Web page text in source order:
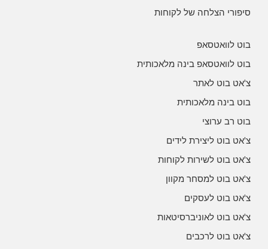
סיפורי הצלחה של לקוחות
בוט לוואטסאפ
בוט לוואטסאפ בינה מלאכותית
צ'אט בוט לאתר
בוט בינה מלאכותית
בוט רב ערוצי
צ'אט בוט ליצירת לידים
צ'אט בוט לשירות לקוחות
צ'אט בוט למסחר מקוון
צ'אט בוט לעסקים
צ'אט בוט לאוניברסיטאות
צ'אט בוט לרכבים